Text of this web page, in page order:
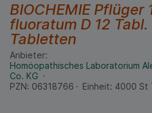
BIOCHEMIE Pflüger
fluoratum D 12 Tabl.
Tabletten
Anbieter:
Homöopathisches Laboratorium
Co. KG
PZN: 06318766 Einheit: 4000 St